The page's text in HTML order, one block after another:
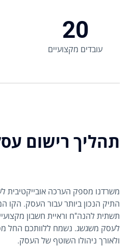
20
עובדים מקצועיים
תהליך רישום
משרדנו מספק הערכה אובייקטיבית
התיק הנכון ביותר עבור העסק. הקו
תשתית להנה"ח וראיית חשבון
לעסק משגשג. נשמח ללוותכם החל
ולאורך ניהולו השוטף של העסק.